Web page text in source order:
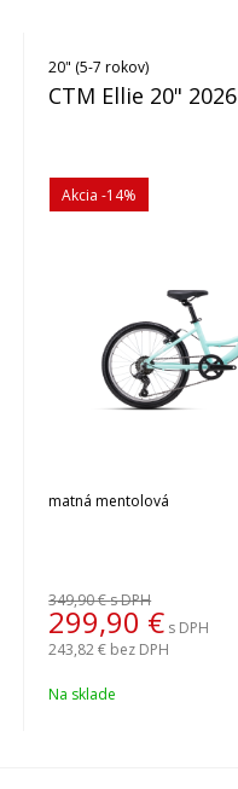
20" (5-7 rokov)
CTM Ellie 20" 2026
Akcia-14%
matná mentolová
349,90 €s DPH
299,90 € s DPH
243,82 € bez DPH
Na sklade